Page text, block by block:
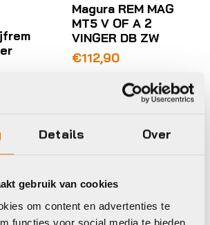
Details Over
gebruik van cookies
om content en advertenties te
functies voor social media te bieden
Magura REM MAG
MT5 V OF A 2
VINGER DB ZW
€112,90
Op voorraad in winkel